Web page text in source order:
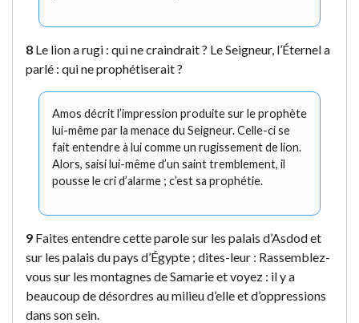
8 Le lion a rugi : qui ne craindrait ? Le Seigneur, l’Éternel a
parlé : qui ne prophétiserait ?
Amos décrit l’impression produite sur le prophète
lui-même par la menace du Seigneur. Celle-ci se
fait entendre à lui comme un rugissement de lion.
Alors, saisi lui-même d’un saint tremblement, il
pousse le cri d’alarme ; c’est sa prophétie.
9 Faites entendre cette parole sur les palais d’Asdod et
sur les palais du pays d’Égypte ; dites-leur : Rassemblez-
vous sur les montagnes de Samarie et voyez : il y a
beaucoup de désordres au milieu d’elle et d’oppressions
dans son sein.